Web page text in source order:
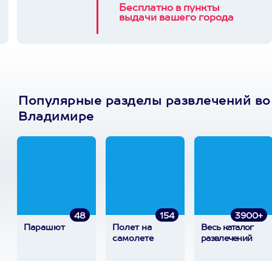
Бесплатно в пункты
выдачи вашего города
Популярные разделы развлечений во
Владимире
48
Парашют
154
Полет на
самолете
3900+
Весь каталог
развлечений